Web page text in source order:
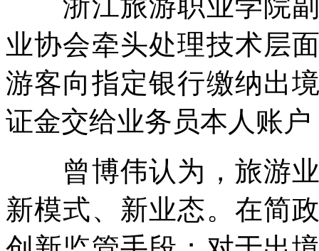
业协会牵头处理技术层
游客向指定银行缴纳出
证金交给业务员本人账
曾博伟认为，旅游业
新模式、新业态。在简